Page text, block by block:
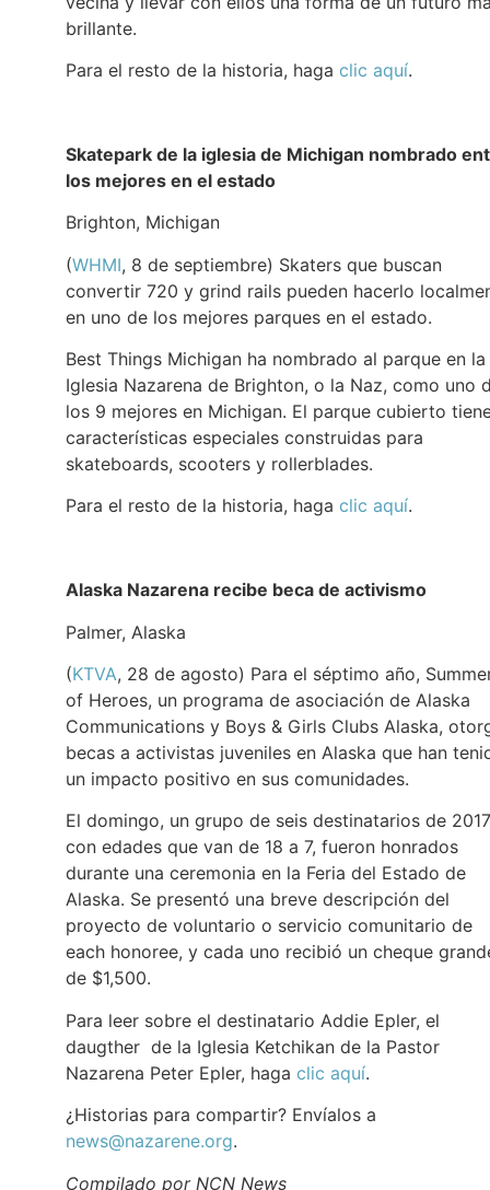
brillante.
Para el resto de la historia, haga clic aquí.
Skatepark de la iglesia de Michigan nombrado
los mejores en el estado
Brighton, Michigan
(WHMI, 8 de septiembre) Skaters que buscan
convertir 720 y grind rails pueden hacerlo
en uno de los mejores parques en el estado.
Best Things Michigan ha nombrado al parque en la
Iglesia Nazarena de Brighton, o la Naz, como uno
los 9 mejores en Michigan. El parque cubierto
características especiales construidas para
skateboards, scooters y rollerblades.
Para el resto de la historia, haga clic aquí.
Alaska Nazarena recibe beca de activismo
Palmer, Alaska
(KTVA, 28 de agosto) Para el séptimo año,
of Heroes, un programa de asociación de Alaska
Communications y Boys & Girls Clubs Alaska,
becas a activistas juveniles en Alaska que han
un impacto positivo en sus comunidades.
El domingo, un grupo de seis destinatarios de
con edades que van de 18 a 7, fueron honrados
durante una ceremonia en la Feria del Estado de
Alaska. Se presentó una breve descripción del
proyecto de voluntario o servicio comunitario de
each honoree, y cada uno recibió un cheque
de $1,500.
Para leer sobre el destinatario Addie Epler, el
daugther de la Iglesia Ketchikan de la Pastor
Nazarena Peter Epler, haga clic aquí.
¿Historias para compartir? Envíalos a
news@nazarene.org.
Compilado por NCN News